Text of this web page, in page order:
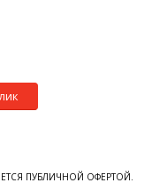
ПУБЛИЧНОЙ ОФЕРТОЙ.